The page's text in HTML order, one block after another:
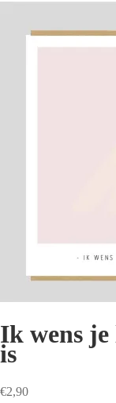
Ik wens
is
€2,90